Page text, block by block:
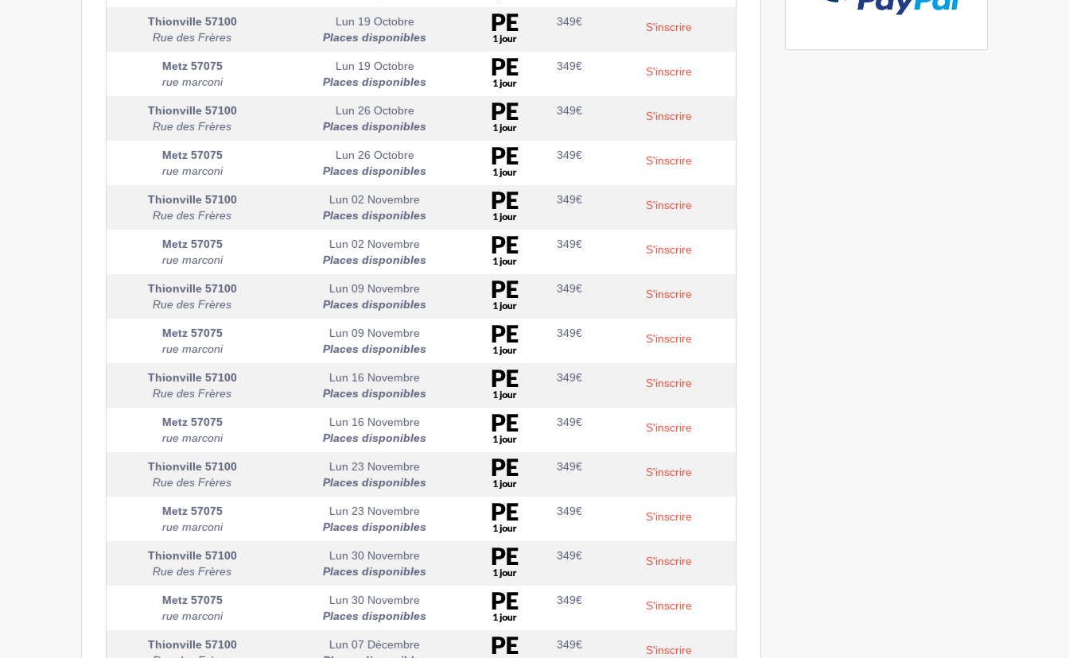
Thionville 57100
Rue des Frères
Lun 19 Octobre
Places disponibles
349€ S'inscrire
Metz 57075
rue marconi
Lun 19 Octobre
Places disponibles
349€ S'inscrire
Thionville 57100
Rue des Frères
Lun 26 Octobre
Places disponibles
349€ S'inscrire
Metz 57075
rue marconi
Lun 26 Octobre
Places disponibles
349€ S'inscrire
Thionville 57100
Rue des Frères
Lun 02 Novembre
Places disponibles
349€ S'inscrire
Metz 57075
rue marconi
Lun 02 Novembre
Places disponibles
349€ S'inscrire
Thionville 57100
Rue des Frères
Lun 09 Novembre
Places disponibles
349€ S'inscrire
Metz 57075
rue marconi
Lun 09 Novembre
Places disponibles
349€ S'inscrire
Thionville 57100
Rue des Frères
Lun 16 Novembre
Places disponibles
349€ S'inscrire
Metz 57075
rue marconi
Lun 16 Novembre
Places disponibles
349€ S'inscrire
Thionville 57100
Rue des Frères
Lun 23 Novembre
Places disponibles
349€ S'inscrire
Metz 57075
rue marconi
Lun 23 Novembre
Places disponibles
349€ S'inscrire
Thionville 57100
Rue des Frères
Lun 30 Novembre
Places disponibles
349€ S'inscrire
Metz 57075
rue marconi
Lun 30 Novembre
Places disponibles
349€ S'inscrire
Thionville 57100
Lun 07 Décembre
349€ S'inscrire